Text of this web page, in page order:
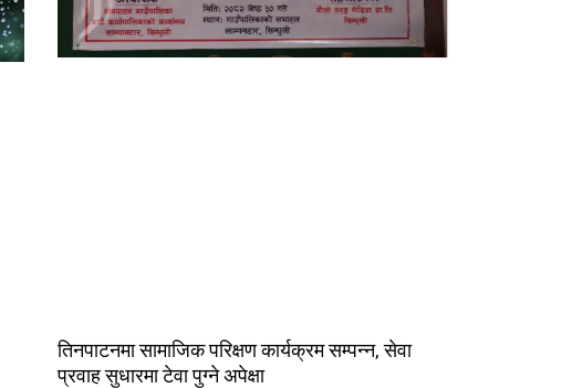
तिनपाटनमा सामाजिक परिक्षण कार्यक्रम सम्पन्न, सेवा
प्रवाह सुधारमा टेवा पुग्ने अपेक्षा